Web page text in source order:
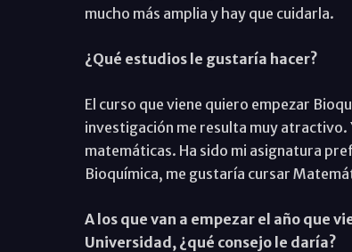
mucho más amplia y hay que cuidarla.
¿Qué estudios le gustaría hacer?
El curso que viene quiero empezar
investigación me resulta muy atractivo.
matemáticas. Ha sido mi asignatura
Bioquímica, me gustaría cursar
A los que van a empezar el año que
Universidad, ¿qué consejo le daría?